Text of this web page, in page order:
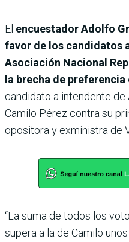
El encuestador Adolfo
favor de los candidatos
Asociación Nacional
la brecha de
candidato a intendente de
Camilo Pérez contra su
opositora y exministra de
“La suma de todos los
supera a la de Camilo